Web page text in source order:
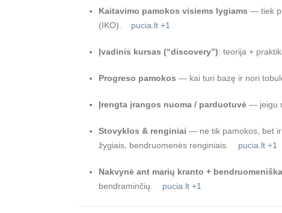
Kaitavimo pamokos visiems lygiams — tiek
(IKO).
pucia.lt +1
Įvadinis kursas (“discovery”): teorija +
Progreso pamokos — kai turi bazę ir nori
Įrengta įrangos nuoma / parduotuvė — jeigu
Stovyklos & renginiai — ne tik pamokos, bet ir
žygiais, bendruomenės renginiais.
pucia.lt +1
Nakvynė ant marių kranto +
bendraminčių.
pucia.lt +1